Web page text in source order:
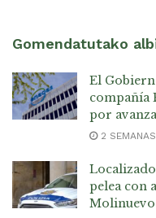
Gomendatutako
El
compañía
por
2
pelea con
Molinuevo